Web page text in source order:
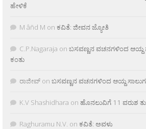
ಹೇಳಿಕೆ
M âñd M on ಕವಿತೆ: ಜೀವನ ಜ್ಯೋತಿ
C.P.Nagaraja on ಬಸವಣ್ಣನ ವಚನಗಳಿಂದ ಆಯ್ದ
ಕಂತು
ರಾಜೀವ್ on ಬಸವಣ್ಣನ ವಚನಗಳಿಂದ ಆಯ್ದ
K.V Shashidhara on ಹೊನಲುವಿಗೆ 11 ವರುಶ
Raghuramu N.V. on ಕವಿತೆ: ಅವಳು